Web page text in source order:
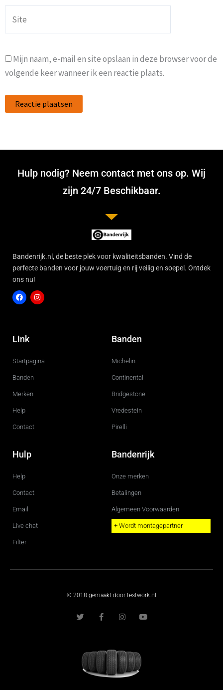
Mijn naam, e-mail en site opslaan in deze browser voor de
volgende keer wanneer ik een reactie plaats.
Hulp nodig? Neem contact met ons op. Wij
zijn 24/7 Beschikbaar.
Bandenrijk.nl, de beste plek voor kwaliteitsbanden. Vind de
perfecte banden voor jouw voertuig en rij veilig en soepel. Ontdek
ons nu!
c
e
o
g
r
Link
Startpagina
Banden
Merken
Help
Contact
Banden
Michelin
Continental
Bridgestone
Vredestein
Pirelli
Hulp
Help
Contact
Email
Live chat
Filter
Bandenrijk
Onze merken
Betalingen
Algemeen Voorwaarden
+ Wordt montagepartner
© 2018 gemaakt door testwork.nl
w
i
a
c
o
k
-
f
n
s
r
a
m
o
u